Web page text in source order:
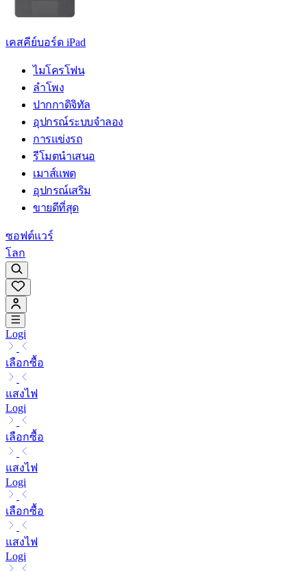
เคสคีย์บอร์ด iPad
ไมโครโฟน
ลำโพง
ปากกาดิจิทัล
อุปกรณ์ระบบจำลอง
การแข่งรถ
รีโมตนำเสนอ
เมาส์แพด
อุปกรณ์เสริม
ขายดีที่สุด
ซอฟต์แวร์
โลก
Logi
เลือกซื้อ
แสงไฟ
Logi
เลือกซื้อ
แสงไฟ
Logi
เลือกซื้อ
แสงไฟ
Logi